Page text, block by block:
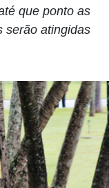
que ponto as
serão atingidas